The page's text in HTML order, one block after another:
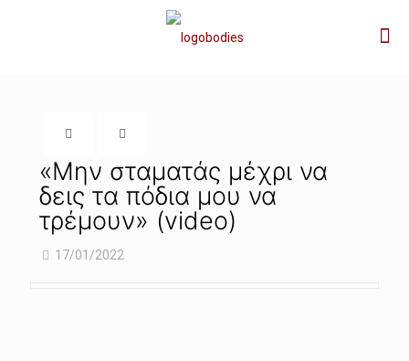
«Μην σταματάς μέχρι να
δεις τα πόδια μου να
τρέμουν» (video)
17/01/2022